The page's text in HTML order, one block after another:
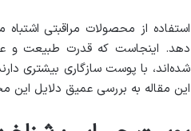
استفاده از محصولات مراقبتی
دهد. اینجاست که قدرت طبیعت و
شده‌اند، با پوست سازگاری بیشتری
این مقاله به بررسی عمیق دلایل این